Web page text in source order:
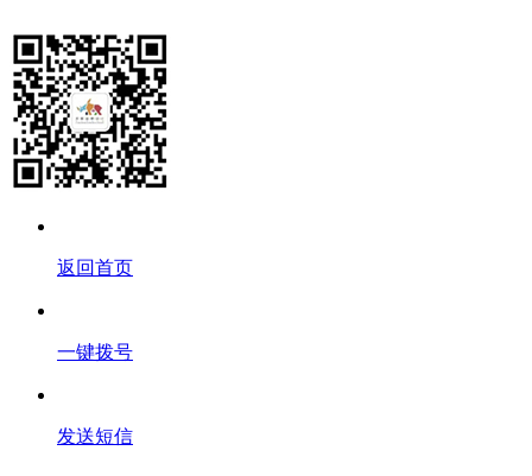
返回首页
一键拨号
发送短信